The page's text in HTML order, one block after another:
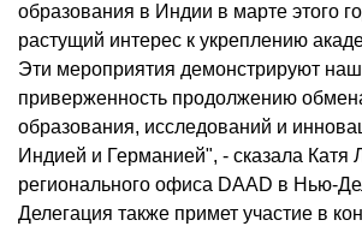
образования в Индии в марте этого
растущий интерес к укреплению
Эти мероприятия демонстрируют
приверженность продолжению
образования, исследований и
Индией и Германией", - сказала Катя
регионального офиса DAAD в Нью-
Делегация также примет участие в